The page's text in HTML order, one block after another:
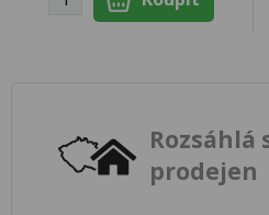
Rozsáhlá
prodejen